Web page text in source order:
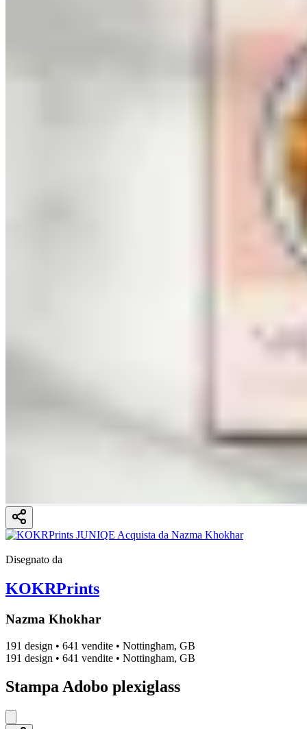
Disegnato da
KOKRPrints
Nazma Khokhar
191 design • 641 vendite • Nottingham, GB
191 design • 641 vendite • Nottingham, GB
Stampa Adobo plexiglass